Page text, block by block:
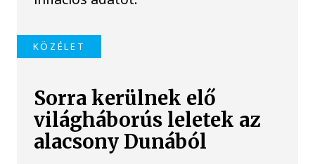
KÖZÉLET
Sorra kerülnek elő
világháborús leletek az
alacsony Dunából